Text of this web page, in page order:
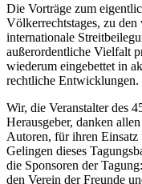
Die Vorträge zum
Völkerrechtstages, zu
internationale
außerordentliche Vielfalt
wiederum eingebettet in
rechtliche Entwicklungen.
Wir, die Veranstalter des
Herausgeber, danken
Autoren, für ihren
Gelingen dieses
die Sponsoren der
den Verein der Freunde